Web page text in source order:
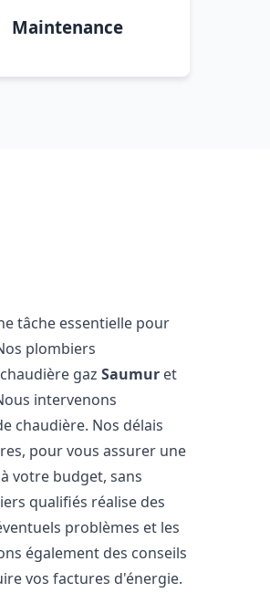
Maintenance
tâche essentielle pour
plombiers
gazSaumur et
intervenons
chaudière. Nos délais
pour vous assurer une
votre budget, sans
qualifiés réalise des
problèmes et les
également des conseils
vos factures d'énergie.